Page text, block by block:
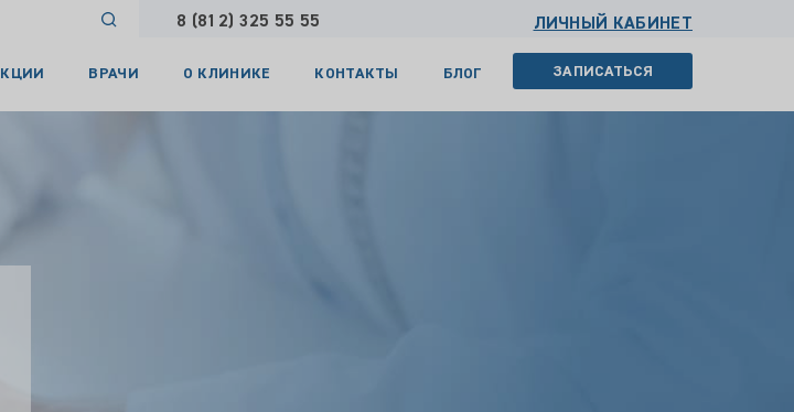
8 (812) 325 55 55 ЛИЧНЫЙ КАБИНЕТ
ВРАЧИ О КЛИНИКЕ КОНТАКТЫ БЛОГ ЗАПИСАТЬСЯ